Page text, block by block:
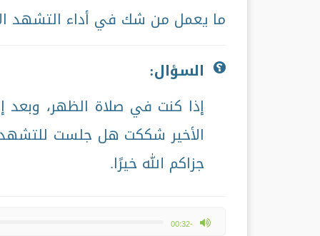
ما يعمل من شك في أداء التشهد
السؤال:
إذا كنت في صلاة الظهر، وبعد
الأخير شككت هل جلست للتشهد
جزاكم الله خيرًا.
-00:32
max volume